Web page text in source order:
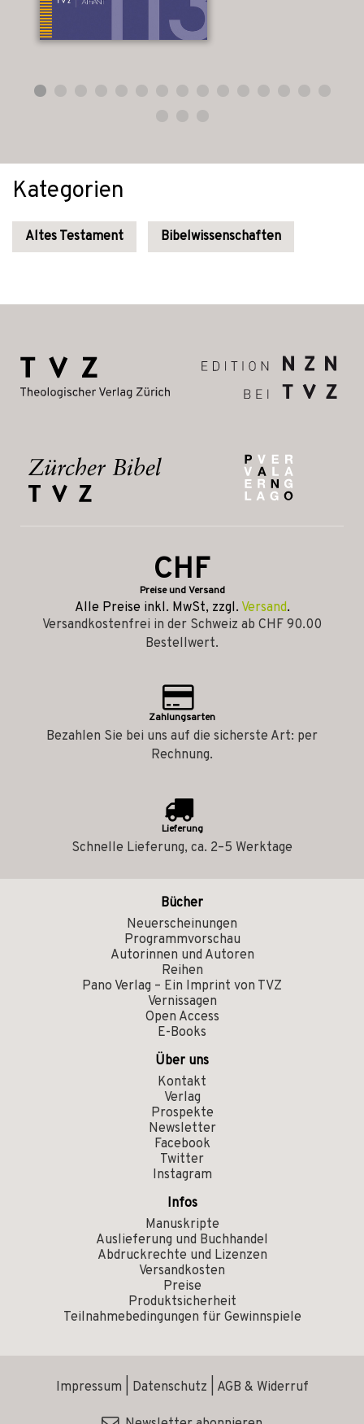
Kategorien
Altes Testament Bibelwissenschaften
CHF
Preise und Versand
Alle Preise inkl. MwSt, zzgl. Versand.
Versandkostenfrei in der Schweiz ab CHF 90.00
Bestellwert.
Zahlungsarten
Bezahlen Sie bei uns auf die sicherste Art: per
Rechnung.
Lieferung
Schnelle Lieferung, ca. 2–5 Werktage
Bücher
Neuerscheinungen
Programmvorschau
Autorinnen und Autoren
Reihen
Pano Verlag – Ein Imprint von TVZ
Vernissagen
Open Access
E-Books
Über uns
Kontakt
Verlag
Prospekte
Newsletter
Facebook
Twitter
Instagram
Infos
Manuskripte
Auslieferung und Buchhandel
Abdruckrechte und Lizenzen
Versandkosten
Preise
Produktsicherheit
Teilnahmebedingungen für Gewinnspiele
Impressum Datenschutz AGB & Widerruf